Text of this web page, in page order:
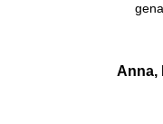
Anna,